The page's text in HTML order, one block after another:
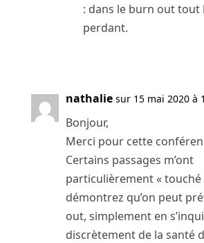
: dans le burn out tout
perdant.
nathalie sur 15 mai 2020 à
Bonjour,
Merci pour cette
Certains passages m’ont
particulièrement « touché
démontrez qu’on peut
out, simplement en
discrètement de la santé